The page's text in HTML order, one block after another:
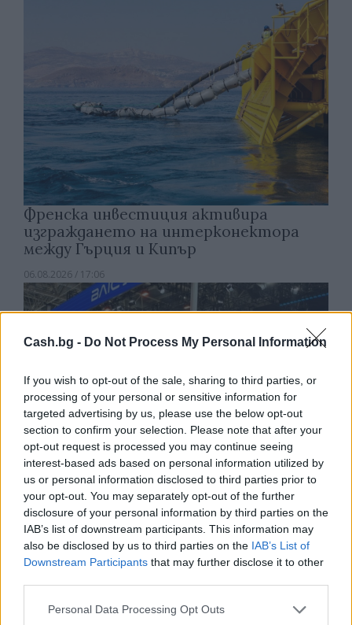
Cash.bg - Do Not Process My Personal Information
If you wish to opt-out of the sale, sharing to third parties, or
processing of your personal or sensitive information for
targeted advertising by us, please use the below opt-out
section to confirm your selection. Please note that after your
opt-out request is processed you may continue seeing
interest-based ads based on personal information utilized by
us or personal information disclosed to third parties prior to
your opt-out. You may separately opt-out of the further
disclosure of your personal information by third parties on the
IAB’s list of downstream participants. This information may
also be disclosed by us to third parties on the IAB’s List of
Downstream Participants that may further disclose it to other
Personal Data Processing Opt Outs
Френска инвестиция активира
изграждането на интерконектора
между Гърция и Кипър
06.08.2026 / 17:06
Износът на електромобили от Китай
е нараснал със 120%
06.08.2026 / 16:30